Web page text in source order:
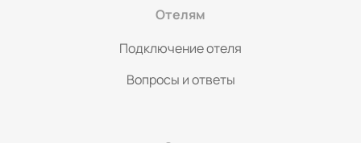
Отелям
Подключение отеля
Вопросы и ответы